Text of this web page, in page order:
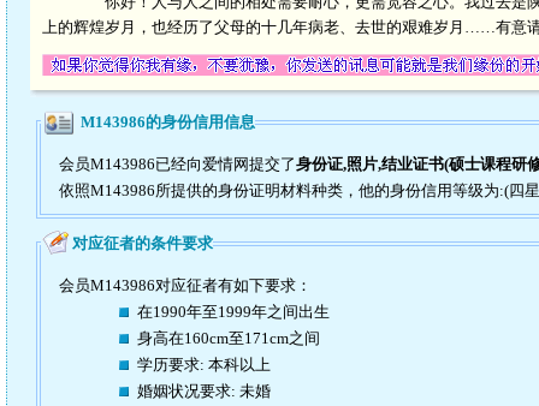
上的辉煌岁月，也经历了父母的十几年病老、去世的艰难岁月……有意
M143986的身份信用信息
会员M143986已经向爱情网提交了身份证,照片,结业证书(硕士课程研
依照M143986所提供的身份证明材料种类，他的身份信用等级为:(四
对应征者的条件要求
会员M143986对应征者有如下要求：
在1990年至1999年之间出生
身高在160cm至171cm之间
学历要求: 本科以上
婚姻状况要求: 未婚